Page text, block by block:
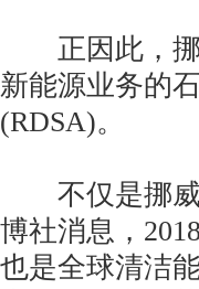
正因此，挪
新能源业务的
(RDSA)。
不仅是挪威
博社消息，
也是全球清洁